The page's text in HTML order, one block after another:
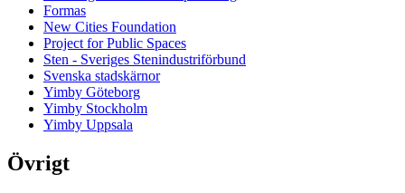
Formas
New Cities Foundation
Project for Public Spaces
Sten - Sveriges Stenindustriförbund
Svenska stadskärnor
Yimby Göteborg
Yimby Stockholm
Yimby Uppsala
Övrigt